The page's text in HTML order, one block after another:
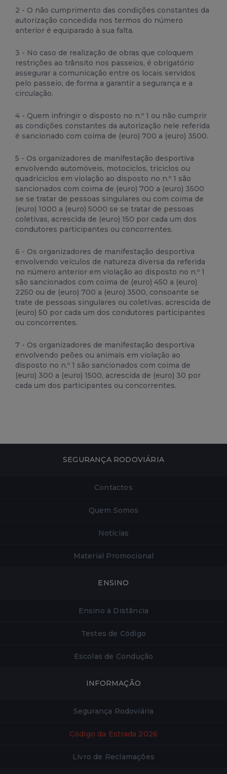
2 - O não cumprimento das condições constantes da
autorização concedida nos termos do número
anterior é equiparado à sua falta.
3 - No caso de realização de obras que coloquem
restrições ao trânsito nos passeios, é obrigatório
assegurar a comunicação entre os locais servidos
pelo passeio, de forma a garantir a segurança e a
circulação.
4 - Quem infringir o disposto no n.º 1 ou não cumprir
as condições constantes da autorização nele referida
é sancionado com coima de (euro) 700 a (euro) 3500.
5 - Os organizadores de manifestação desportiva
envolvendo automóveis, motociclos, triciclos ou
quadriciclos em violação ao disposto no n.º 1 são
sancionados com coima de (euro) 700 a (euro) 3500
se se tratar de pessoas singulares ou com coima de
(euro) 1000 a (euro) 5000 se se tratar de pessoas
coletivas, acrescida de (euro) 150 por cada um dos
condutores participantes ou concorrentes.
6 - Os organizadores de manifestação desportiva
envolvendo veículos de natureza diversa da referida
no número anterior em violação ao disposto no n.º 1
são sancionados com coima de (euro) 450 a (euro)
2250 ou de (euro) 700 a (euro) 3500, consoante se
trate de pessoas singulares ou coletivas, acrescida de
(euro) 50 por cada um dos condutores participantes
ou concorrentes.
7 - Os organizadores de manifestação desportiva
envolvendo peões ou animais em violação ao
disposto no n.º 1 são sancionados com coima de
(euro) 300 a (euro) 1500, acrescida de (euro) 30 por
cada um dos participantes ou concorrentes.
SEGURANÇA RODOVIÁRIA
Contactos
Quem Somos
Notícias
Material Promocional
ENSINO
Ensino à Distância
Testes de Código
Escolas de Condução
INFORMAÇÃO
Segurança Rodoviária
Código da Estrada 2026
Livro de Reclamações